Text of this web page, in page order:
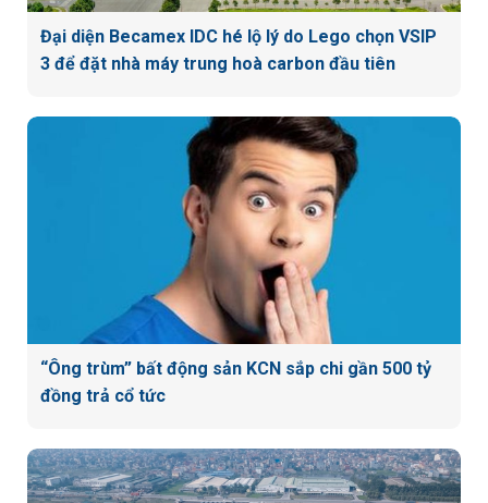
Đại diện Becamex IDC hé lộ lý do Lego chọn VSIP
3 để đặt nhà máy trung hoà carbon đầu tiên
“Ông trùm” bất động sản KCN sắp chi gần 500 tỷ
đồng trả cổ tức